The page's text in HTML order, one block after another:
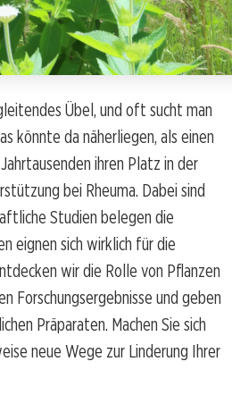
Übel, und oft sucht man
könnte da näherliegen, als einen
ihren Platz in der
bei Rheuma. Dabei sind
Studien belegen die
eignen sich wirklich für die
wir die Rolle von Pflanzen
Forschungsergebnisse und geben
Präparaten. Machen Sie sich
neue Wege zur Linderung Ihrer